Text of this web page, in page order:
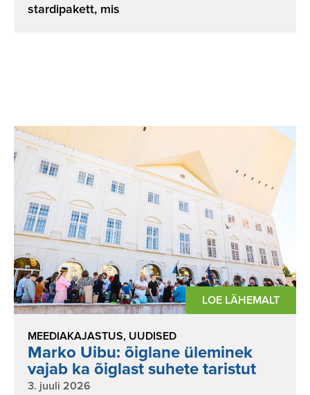
stardipakett, mis
LOE LÄHEMALT
MEEDIAKAJASTUS, UUDISED
Marko Uibu: õiglane üleminek
vajab ka õiglast suhete taristut
3. juuli 2026